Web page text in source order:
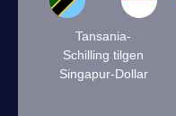
Tansania-
Schilling tilgen
Singapur-Dollar